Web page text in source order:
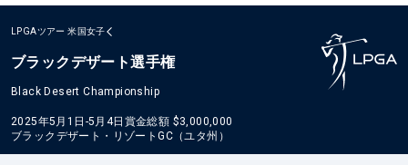
LPGAツアー 米国女子
ブラックデザート選手権
Black Desert Championship
2025年5月1日-5月4日 賞金総額 $3,000,000
ブラックデザート・リゾートGC（ユタ州）